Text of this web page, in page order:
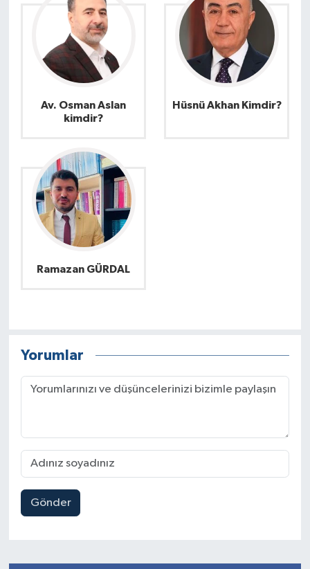
Av. Osman Aslan
kimdir?
Hüsnü Akhan Kimdir?
Ramazan GÜRDAL
Yorumlar
Gönder